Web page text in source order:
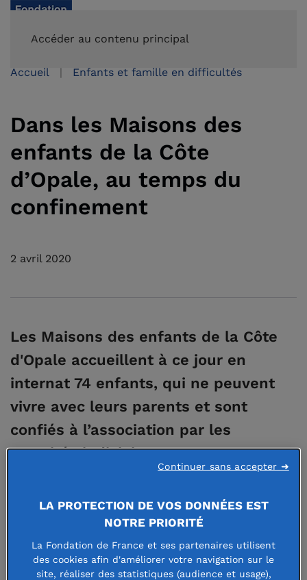
Accéder au contenu principal
Accueil Enfants et famille en difficultés
Dans les Maisons des
enfants de la Côte
d’Opale, au temps du
confinement
2 avril 2020
Les Maisons des enfants de la Côte
d'Opale accueillent à ce jour en
internat 74 enfants, qui ne peuvent
vivre avec leurs parents et sont
confiés à l’association par les
autorités judiciaires et
administratives. A l’heure du
confinement, impossible de leur
accorder le droit de rentrer dans
leurs familles. Avec le soutien de la
Fondation de France, l’association
LA PROTECTION DE VOS DONNÉES EST
NOTRE PRIORITÉ
La Fondation de France et ses partenaires utilisent
des cookies afin d'améliorer votre navigation sur le
site, réaliser des statistiques (audience et usage),
Continuer sans accepter ➜